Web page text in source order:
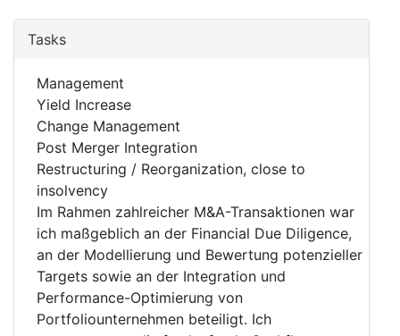
Tasks
Management
Yield Increase
Change Management
Post Merger Integration
Restructuring / Reorganization, close to
insolvency
Im Rahmen zahlreicher M&A-Transaktionen war
ich maßgeblich an der Financial Due Diligence,
an der Modellierung und Bewertung potenzieller
Targets sowie an der Integration und
Performance-Optimierung von
Portfoliounternehmen beteiligt. Ich